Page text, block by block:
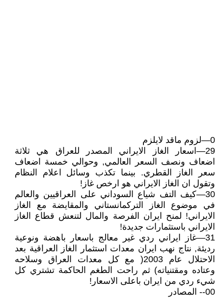
0—لزوم ماقد لايلزم
29—اسعار الغاز الايراني المصدر للعراق هي ثلاثة
اضعاف ونصف السعر العالمي, وحوالي خمسة اضعاف
سعر الغاز القطري. بينما تكذب وسائل اعلام النظام
وتقول ان الغاز الايراني هو ارخص غاز!
30—كيف التف شياع السوداني على العراقيين والعالم
في موضوع الغاز التركمانستاني والمقايضة مع الغاز
الايراني! لمنح ايران الفرصة والمال لتنعش قطاع الغاز
الايراني باستثمارات جديدة!
31—غاز ايراني ردي غير معالج باسعار باهضة ونوعية
رديئة, نتاج نهب ايران معدات استثمار الغاز العراقية بعد
الاحتلال عام 2003( مع كل معدات العراق وسلاحه
وعتاده ومقتنياته) ثم راحت الطغم الحاكمة تشتري كل
شيء ردي من ايران باعلى الاسعار!
00-- المصادر